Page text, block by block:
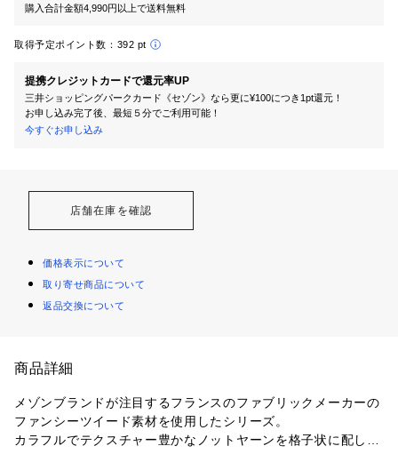
購入合計金額4,990円以上で送料無料
取得予定ポイント数： 392 pt
提携クレジットカードで還元率UP
三井ショッピングパークカード《セゾン》なら更に¥100につき1pt還元！
お申し込み完了後、最短５分でご利用可能！
今すぐお申し込み
店舗在庫を確認
価格表示について
取り寄せ商品について
返品交換について
商品詳細
メゾンブランドが注目するフランスのファブリックメーカーの
ファンシーツイード素材を使用したシリーズ。
カラフルでテクスチャー豊かなノットヤーンを格子状に配し